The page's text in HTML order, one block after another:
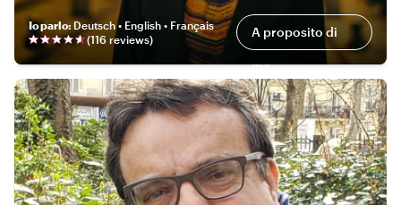
Io parlo: Deutsch • English • Français
(116 reviews) A proposito di
me